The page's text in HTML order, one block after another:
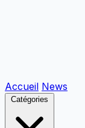
Accueil News